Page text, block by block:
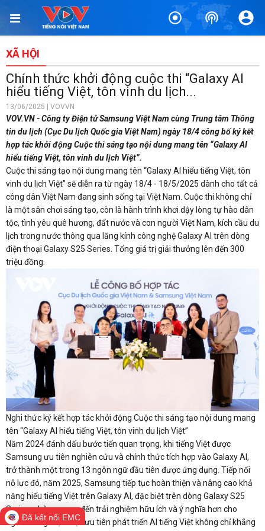
XÃ HỘI
Chính thức khởi động cuộc thi “Galaxy AI
hiểu tiếng Việt, tôn vinh du lịch...
13/06/2025 | VOVVN
VOV.VN - Công ty Điện tử Samsung Việt Nam cùng Trung tâm Thông
tin du lịch (Cục Du lịch Quốc gia Việt Nam) ngày 18/4 công bố ký kết
hợp tác khởi động Cuộc thi sáng tạo nội dung mang tên “Galaxy AI
hiểu tiếng Việt, tôn vinh du lịch Việt”.
Cuộc thi sáng tạo nội dung mang tên “Galaxy AI hiểu tiếng Việt, tôn
vinh du lịch Việt” sẽ diễn ra từ ngày 18/4 - 18/5/2025 dành cho tất cả
công dân Việt Nam đang sinh sống tại Việt Nam. Cuộc thi không chỉ
là một sân chơi sáng tạo, còn là hành trình khơi dậy lòng tự hào dân
tộc, tình yêu quê hương, đất nước và con người Việt Nam, kích cầu du
lịch trong nước thông qua lăng kính công nghệ Galaxy AI trên dòng
điện thoại Galaxy S25 Series. Tổng giá trị giải thưởng lên đến 300
triệu đồng.
Nghi thức ký kết hợp tác khởi động Cuộc thi sáng tạo nội dung mang
tên “Galaxy AI hiểu tiếng Việt, tôn vinh du lịch Việt”
Năm 2024 đánh dấu bước tiến quan trọng, khi tiếng Việt được
Samsung ưu tiên nghiên cứu và chính thức tích hợp vào Galaxy AI,
trở thành một trong 13 ngôn ngữ đầu tiên được ứng dụng. Tiếp nối
nỗ lực đó, năm 2025, Samsung tiếp tục hoàn thiện và nâng cao khả
năng hiểu tiếng Việt trên Galaxy AI, đặc biệt trên dòng Galaxy S25
Series, nhằm mang đến trải nghiệm hữu ích và ý nghĩa hơn cho
người dùng Việt. Việc ưu tiên phát triển AI tiếng Việt không chỉ khẳng
Đã kết nối EMC